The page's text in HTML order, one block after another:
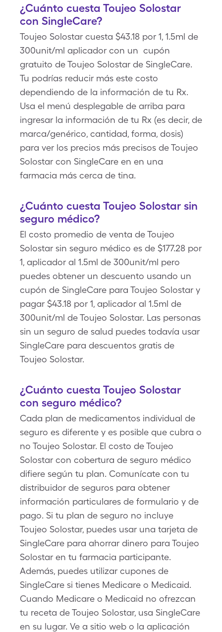
¿Cuánto cuesta Toujeo Solostar
con SingleCare?
Toujeo Solostar cuesta $43.18 por 1, 1.5ml de
300unit/ml aplicador con un cupón
gratuito de Toujeo Solostar de SingleCare.
Tu podrías reducir más este costo
dependiendo de la información de tu Rx.
Usa el menú desplegable de arriba para
ingresar la información de tu Rx (es decir, de
marca/genérico, cantidad, forma, dosis)
para ver los precios más precisos de Toujeo
Solostar con SingleCare en en una
farmacia más cerca de tina.
¿Cuánto cuesta Toujeo Solostar sin
seguro médico?
El costo promedio de venta de Toujeo
Solostar sin seguro médico es de $177.28 por
1, aplicador al 1.5ml de 300unit/ml pero
puedes obtener un descuento usando un
cupón de SingleCare para Toujeo Solostar y
pagar $43.18 por 1, aplicador al 1.5ml de
300unit/ml de Toujeo Solostar. Las personas
sin un seguro de salud puedes todavía usar
SingleCare para descuentos gratis de
Toujeo Solostar.
¿Cuánto cuesta Toujeo Solostar
con seguro médico?
Cada plan de medicamentos individual de
seguro es diferente y es posible que cubra o
no Toujeo Solostar. El costo de Toujeo
Solostar con cobertura de seguro médico
difiere según tu plan. Comunícate con tu
distribuidor de seguros para obtener
información particulares de formulario y de
pago. Si tu plan de seguro no incluye
Toujeo Solostar, puedes usar una tarjeta de
SingleCare para ahorrar dinero para Toujeo
Solostar en tu farmacia participante.
Además, puedes utilizar cupones de
SingleCare si tienes Medicare o Medicaid.
Cuando Medicare o Medicaid no ofrezcan
tu receta de Toujeo Solostar, usa SingleCare
en su lugar. Ve a sitio web o la aplicación